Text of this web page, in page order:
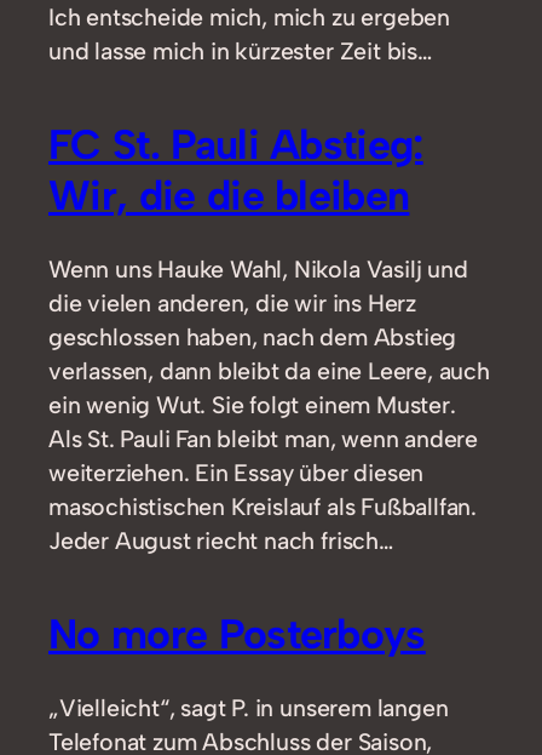
Ich entscheide mich, mich zu ergeben
und lasse mich in kürzester Zeit bis…
FC St. Pauli Abstieg:
Wir, die die bleiben
Wenn uns Hauke Wahl, Nikola Vasilj und
die vielen anderen, die wir ins Herz
geschlossen haben, nach dem Abstieg
verlassen, dann bleibt da eine Leere, auch
ein wenig Wut. Sie folgt einem Muster.
Als St. Pauli Fan bleibt man, wenn andere
weiterziehen. Ein Essay über diesen
masochistischen Kreislauf als Fußballfan.
Jeder August riecht nach frisch…
No more Posterboys
„Vielleicht“, sagt P. in unserem langen
Telefonat zum Abschluss der Saison,